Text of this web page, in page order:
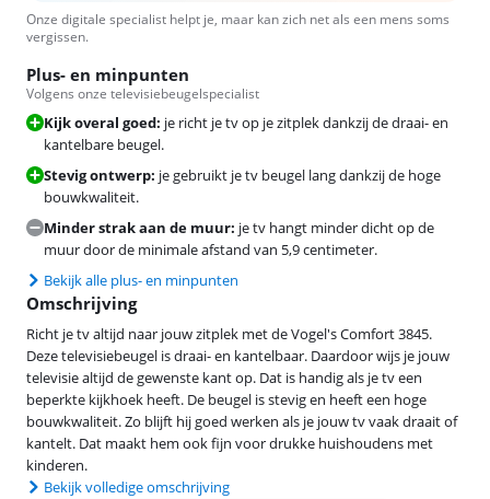
Onze digitale specialist helpt je, maar kan zich net als een mens soms
vergissen.
Plus- en minpunten
Volgens onze televisiebeugelspecialist
Kijk overal goed: je richt je tv op je zitplek dankzij de draai- en
kantelbare beugel.
Stevig ontwerp: je gebruikt je tv beugel lang dankzij de hoge
bouwkwaliteit.
Minder strak aan de muur: je tv hangt minder dicht op de
muur door de minimale afstand van 5,9 centimeter.
Bekijk alle plus- en minpunten
Omschrijving
Richt je tv altijd naar jouw zitplek met de Vogel's Comfort 3845.
Deze televisiebeugel is draai- en kantelbaar. Daardoor wijs je jouw
televisie altijd de gewenste kant op. Dat is handig als je tv een
beperkte kijkhoek heeft. De beugel is stevig en heeft een hoge
bouwkwaliteit. Zo blijft hij goed werken als je jouw tv vaak draait of
kantelt. Dat maakt hem ook fijn voor drukke huishoudens met
kinderen.
Bekijk volledige omschrijving